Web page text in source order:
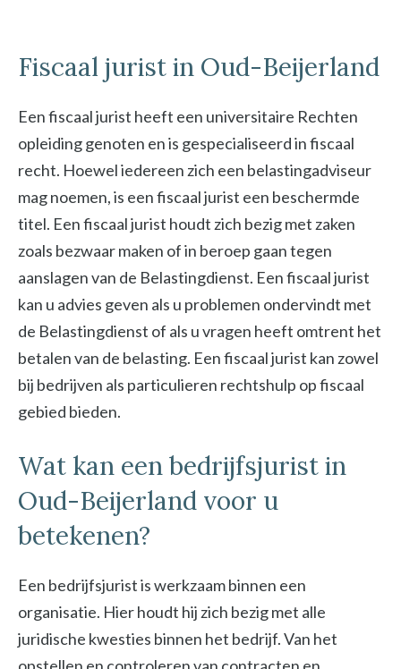
Fiscaal jurist in Oud-Beijerland
Een fiscaal jurist heeft een universitaire Rechten
opleiding genoten en is gespecialiseerd in fiscaal
recht. Hoewel iedereen zich een belastingadviseur
mag noemen, is een fiscaal jurist een beschermde
titel. Een fiscaal jurist houdt zich bezig met zaken
zoals bezwaar maken of in beroep gaan tegen
aanslagen van de Belastingdienst. Een fiscaal jurist
kan u advies geven als u problemen ondervindt met
de Belastingdienst of als u vragen heeft omtrent het
betalen van de belasting. Een fiscaal jurist kan zowel
bij bedrijven als particulieren rechtshulp op fiscaal
gebied bieden.
Wat kan een bedrijfsjurist in
Oud-Beijerland voor u
betekenen?
Een bedrijfsjurist is werkzaam binnen een
organisatie. Hier houdt hij zich bezig met alle
juridische kwesties binnen het bedrijf. Van het